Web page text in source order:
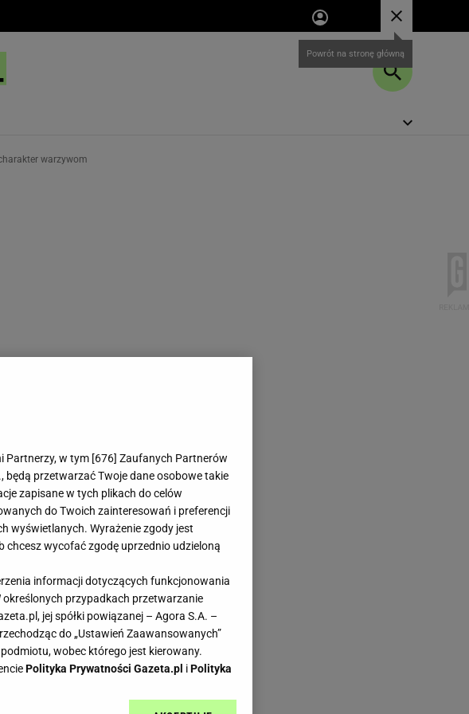
warzywom
pekińska i
Partnerzy, w tym [676] Zaufanych Partnerów
będą przetwarzać Twoje dane osobowe takie
zapisane w tych plikach do celów
do Twoich zainteresowań i preferencji
wyświetlanych. Wyrażenie zgody jest
chcesz wycofać zgodę uprzednio udzieloną
informacji dotyczących funkcjonowania
określonych przypadkach przetwarzanie
jej spółki powiązanej – Agora S.A. –
do „Ustawień Zaawansowanych”
wobec którego jest kierowany.
Polityka Prywatności Gazeta.pl iPolityka